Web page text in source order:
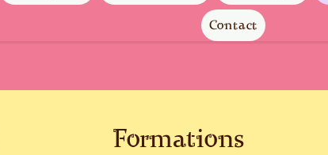
Contact
Formations